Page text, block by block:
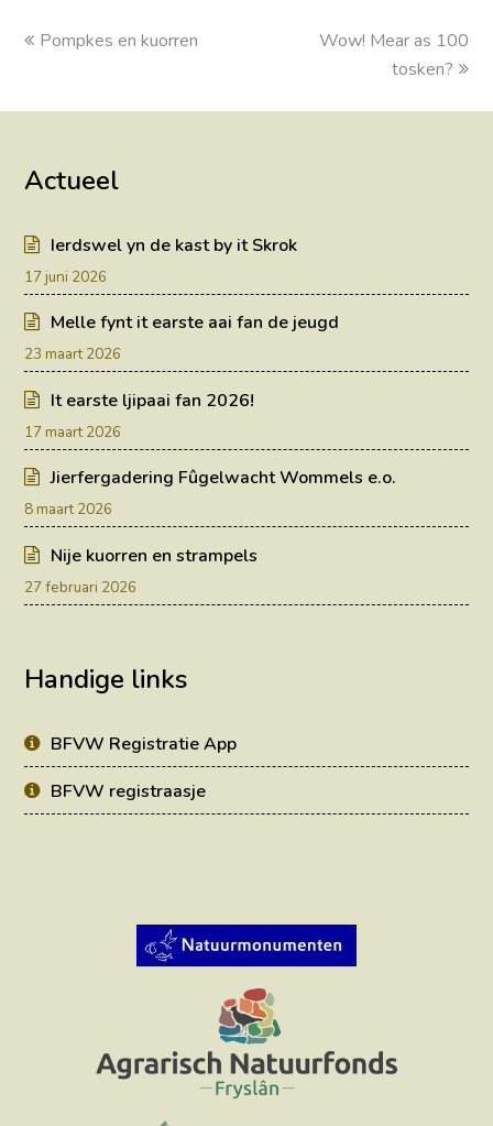
previous
Pompkes en kuorren
next
Wow! Mear as 100
tosken?
Actueel
Ierdswel yn de kast by it Skrok
17 juni 2026
Melle fynt it earste aai fan de jeugd
23 maart 2026
It earste ljipaai fan 2026!
17 maart 2026
Jierfergadering Fûgelwacht Wommels e.o.
8 maart 2026
Nije kuorren en strampels
27 februari 2026
Handige links
BFVW Registratie App
BFVW registraasje